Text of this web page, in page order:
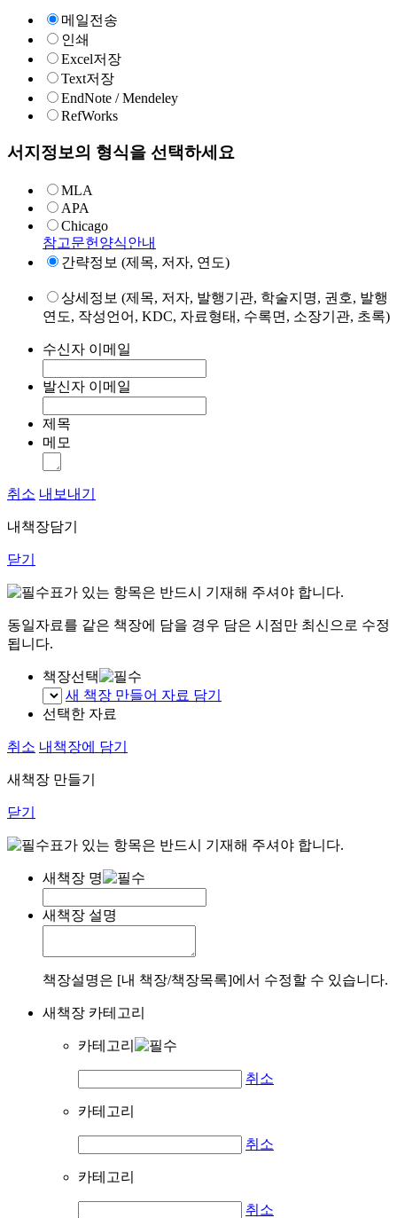
메일전송
인쇄
Excel저장
Text저장
EndNote / Mendeley
RefWorks
서지정보의 형식을 선택하세요
MLA
APA
Chicago
참고문헌양식안내
간략정보 (제목, 저자, 연도)
상세정보 (제목, 저자, 발행기관, 학술지명, 권호, 발행
연도, 작성언어, KDC, 자료형태, 수록면, 소장기관, 초록)
수신자 이메일
발신자 이메일
제목
메모
취소 내보내기
내책장담기
닫기
표가 있는 항목은 반드시 기재해 주셔야 합니다.
동일자료를 같은 책장에 담을 경우 담은 시점만 최신으로 수정
됩니다.
책장선택
새 책장 만들어 자료 담기
선택한 자료
취소 내책장에 담기
새책장 만들기
닫기
표가 있는 항목은 반드시 기재해 주셔야 합니다.
새책장 명
새책장 설명
책장설명은 [내 책장/책장목록]에서 수정할 수 있습니다.
새책장 카테고리
카테고리
취소
카테고리
취소
카테고리
취소